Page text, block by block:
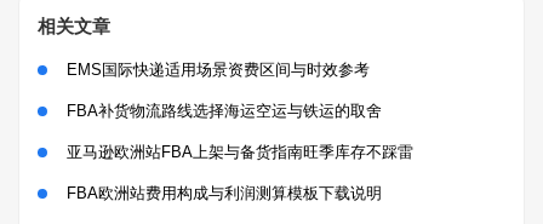
相关文章
EMS国际快递适用场景资费区间与时效参考
FBA补货物流路线选择海运空运与铁运的取舍
亚马逊欧洲站FBA上架与备货指南旺季库存不踩雷
FBA欧洲站费用构成与利润测算模板下载说明